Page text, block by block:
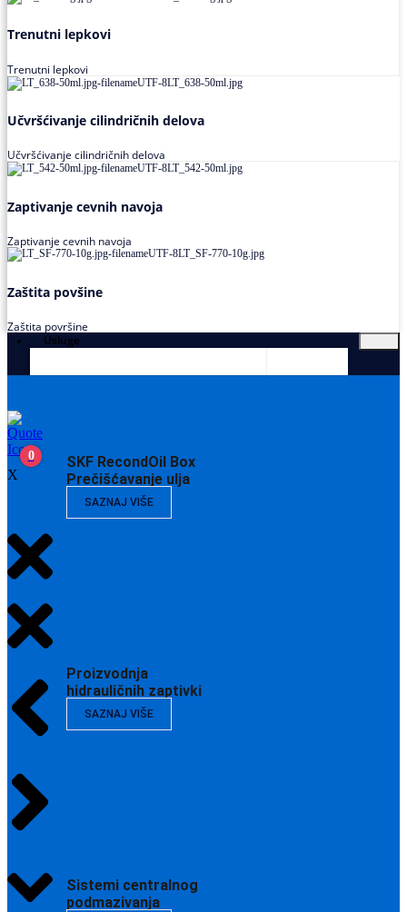
Trenutni lepkovi
Trenutni lepkovi
Učvršćivanje cilindričnih delova
Učvršćivanje cilindričnih delova
Zaptivanje cevnih navoja
Zaptivanje cevnih navoja
Zaštita povšine
Zaštita površine
Usluge
SKF RecondOil Box
Prečišćavanje ulja
SAZNAJ VIŠE
Proizvodnja
hidrauličnih zaptivki
SAZNAJ VIŠE
Sistemi centralnog
podmazivanja
0
X